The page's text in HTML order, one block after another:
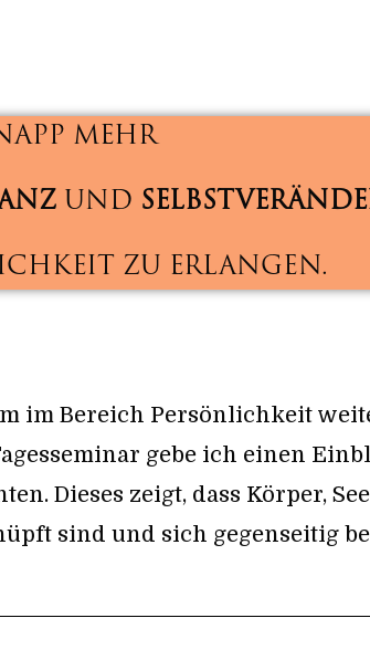
MEHR
UND
ZU ERLANGEN.
im Bereich Persönlichkeit
gebe ich einen
Dieses zeigt, dass Körper,
sind und sich gegenseitig